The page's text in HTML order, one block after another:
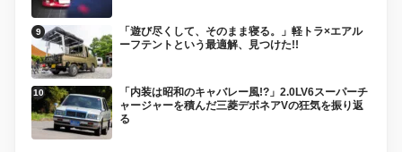
「遊び尽くして、そのまま寝る。」軽トラ×エアル
ーフテントという最適解、見つけた!!
「内装は昭和のキャバレー風!?」2.0LV6スーパーチ
ャージャーを積んだ三菱デボネアVの狂気を振り返
る